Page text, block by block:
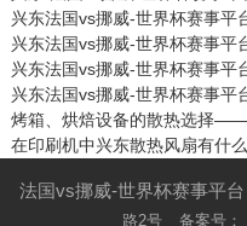
兴东法国vs挪威-世界杯赛事
兴东法国vs挪威-世界杯赛事
兴东法国vs挪威-世界杯赛事
兴东法国vs挪威-世界杯赛事平
烤箱、烘焙设备的散热选择
在印刷机中兴东散热风扇有什
法国vs挪威-世界杯赛事平台
路2号
备案号：